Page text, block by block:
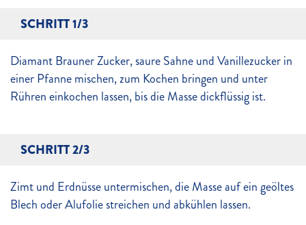
SCHRITT 1/3
Diamant Brauner Zucker, saure Sahne und Vanillezucker in
einer Pfanne mischen, zum Kochen bringen und unter
Rühren einkochen lassen, bis die Masse dickflüssig ist.
SCHRITT 2/3
Zimt und Erdnüsse untermischen, die Masse auf ein geöltes
Blech oder Alufolie streichen und abkühlen lassen.